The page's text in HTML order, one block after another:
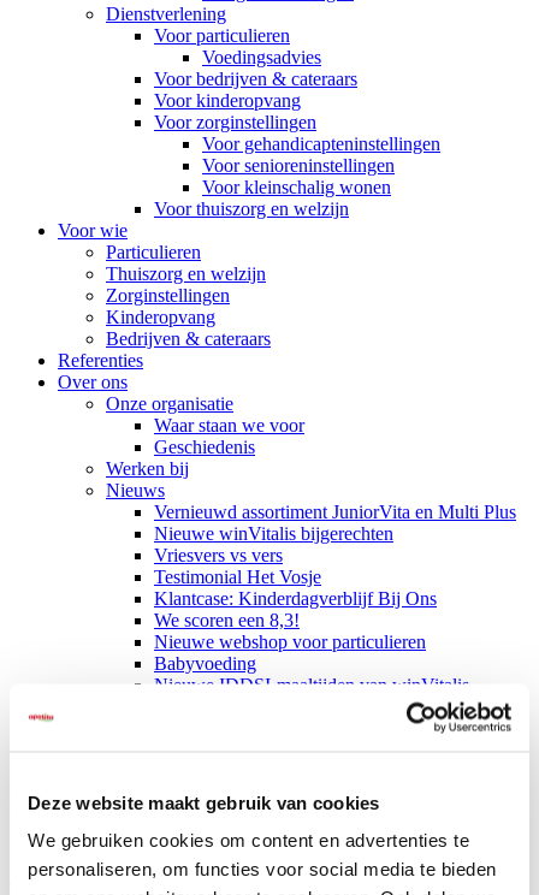
Deze website maakt gebruik van cookies
We gebruiken cookies om content en advertenties te
personaliseren, om functies voor social media te bieden
Dienstverlening
Voor particulieren
Voedingsadvies
Voor bedrijven & cateraars
Voor kinderopvang
Voor zorginstellingen
Voor gehandicapteninstellingen
Voor senioreninstellingen
Voor kleinschalig wonen
Voor thuiszorg en welzijn
Voor wie
Particulieren
Thuiszorg en welzijn
Zorginstellingen
Kinderopvang
Bedrijven & cateraars
Referenties
Over ons
Onze organisatie
Waar staan we voor
Geschiedenis
Werken bij
Nieuws
Vernieuwd assortiment JuniorVita en Multi Plus
Nieuwe winVitalis bijgerechten
Vriesvers vs vers
Testimonial Het Vosje
Klantcase: Kinderdagverblijf Bij Ons
We scoren een 8,3!
Nieuwe webshop voor particulieren
Babyvoeding
Nieuwe IDDSI-maaltijden van winVitalis
Nieuw winVitalis assortiment (IDDSI-
conform)
01-05-2023
winVitalis